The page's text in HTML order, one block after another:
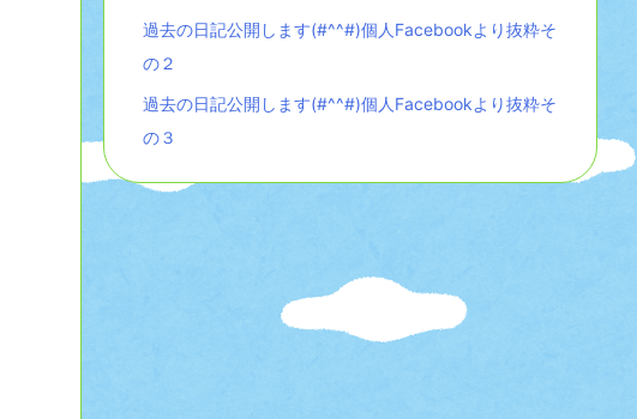
過去の日記公開します(#^^#)個人Facebookより抜粋そ
の２
過去の日記公開します(#^^#)個人Facebookより抜粋そ
の３